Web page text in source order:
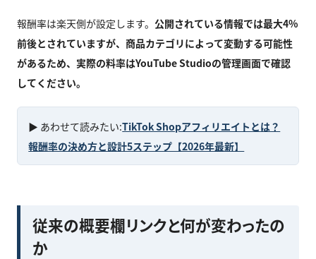
報酬率は楽天側が設定します。 公開されている情報では最大4%
前後とされていますが、商品カテゴリによって変動する可能性
があるため、実際の料率はYouTube Studioの管理画面で確認
してください。
▶ あわせて読みたい:TikTok Shopアフィリエイトとは？
報酬率の決め方と設計5ステップ【2026年最新】
従来の概要欄リンクと何が変わったの
か